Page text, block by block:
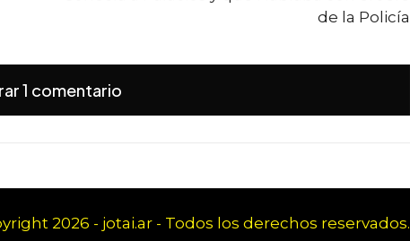
de la Policía
1 comentario
2026 - jotai.ar - Todos los derechos reservados.